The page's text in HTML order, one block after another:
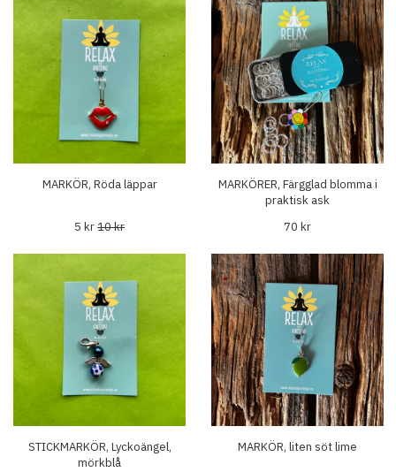
MARKÖR, Röda läppar
5 kr10 kr
MARKÖRER, Färgglad blomma i
praktisk ask
70 kr
STICKMARKÖR, Lyckoängel,
mörkblå
MARKÖR, liten söt lime